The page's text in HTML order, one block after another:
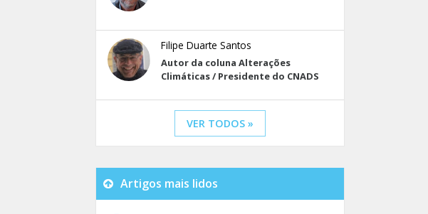
Filipe Duarte Santos
Autor da coluna Alterações
Climáticas / Presidente do CNADS
VER TODOS »
Artigos mais lidos